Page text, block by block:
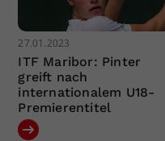
27.01.2023
ITF Maribor: Pinter
greift nach
internationalem U18-
Premierentitel